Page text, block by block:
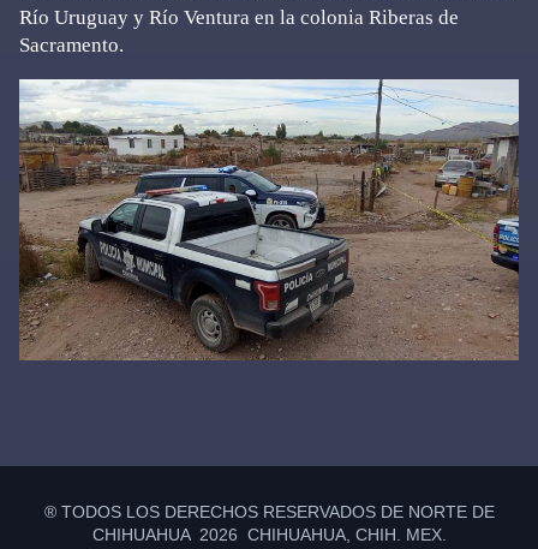
Río Uruguay y Río Ventura en la colonia Riberas de
Sacramento.
® TODOS LOS DERECHOS RESERVADOS DE NORTE DE
CHIHUAHUA 2026 CHIHUAHUA, CHIH. MEX.